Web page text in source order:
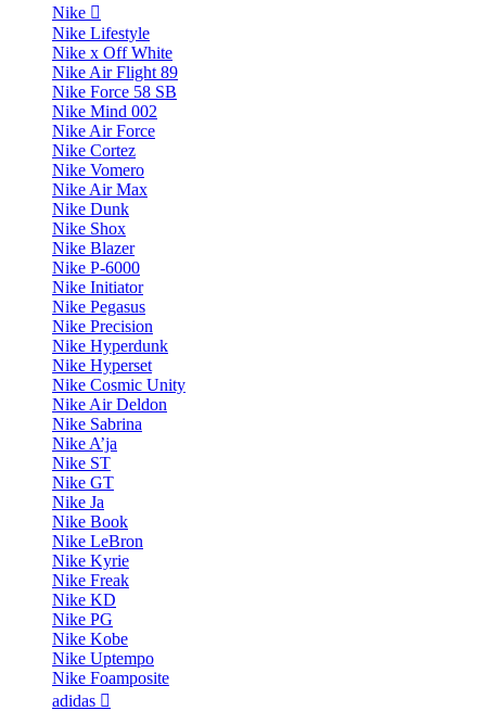
Nike
Nike Lifestyle
Nike x Off White
Nike Air Flight 89
Nike Force 58 SB
Nike Mind 002
Nike Air Force
Nike Cortez
Nike Vomero
Nike Air Max
Nike Dunk
Nike Shox
Nike Blazer
Nike P-6000
Nike Initiator
Nike Pegasus
Nike Precision
Nike Hyperdunk
Nike Hyperset
Nike Cosmic Unity
Nike Air Deldon
Nike Sabrina
Nike A’ja
Nike ST
Nike GT
Nike Ja
Nike Book
Nike LeBron
Nike Kyrie
Nike Freak
Nike KD
Nike PG
Nike Kobe
Nike Uptempo
Nike Foamposite
adidas